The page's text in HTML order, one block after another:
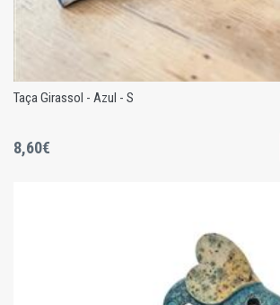
Taça Girassol - Azul - S
Taça Girassol - Azul - S
8,60€